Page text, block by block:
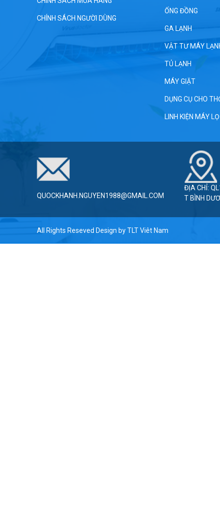
CHÍNH SÁCH NGƯỜI DÙNG
ỐNG ĐỒNG
GA LẠNH
VẬT TƯ MÁY
TỦ LẠNH
MÁY GIẶT
DỤNG CỤ CHO
LINH KIỆN MÁY
QUOCKHANH.NGUYEN1988@GMAIL.COM
ĐỊA CHỈ:
T BÌNH
All Rights Reseved Design byTLT Viêt Nam